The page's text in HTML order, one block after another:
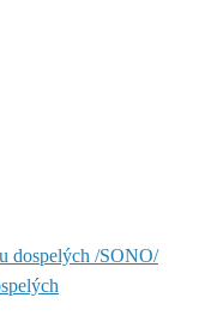
dospelých /SONO/